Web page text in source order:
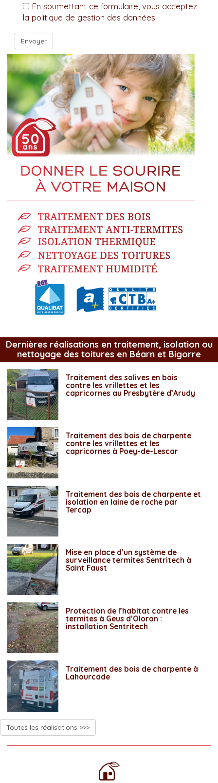
En soumettant ce formulaire, vous acceptez
la politique de gestion des données
Dernières réalisations en traitement, isolation ou
nettoyage des toitures en Béarn et Bigorre
Traitement des solives en bois
contre les vrillettes et les
capricornes au Presbytère d’Arudy
Traitement des bois de charpente
contre les vrillettes et les
capricornes à Poey-de-Lescar
Traitement des bois de charpente et
isolation en laine de roche par
Tercap
Mise en place d’un système de
surveillance termites Sentritech à
Saint Faust
Protection de l’habitat contre les
termites à Geus d’Oloron :
installation Sentritech
Traitement des bois de charpente à
Lahourcade
Toutes les réalisations >>>